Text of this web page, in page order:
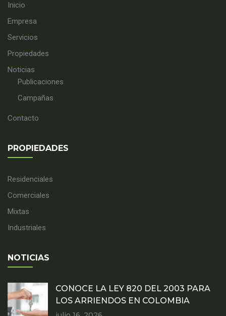
Inicio
Empresa
Servicios
Propiedades
Noticias
Publicaciones
Campañas
Contacto
PROPIEDADES
Residenciales
Comerciales
Mixtas
Industriales
NOTICIAS
CONOCE LA LEY 820 DEL 2003 PARA
LOS ARRIENDOS EN COLOMBIA